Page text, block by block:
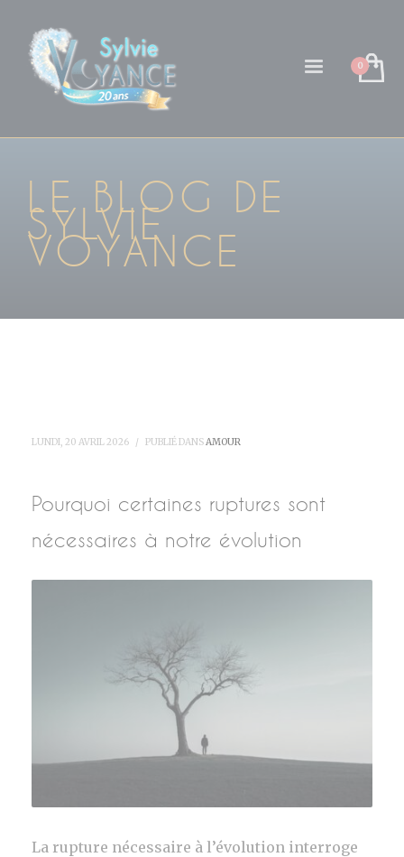
LE BLOG DE
SYLVIE
VOYANCE
LUNDI, 20 AVRIL 2026 / PUBLIÉ DANSAMOUR
Pourquoi certaines ruptures sont
nécessaires à notre évolution
La rupture nécessaire à l’évolution interroge